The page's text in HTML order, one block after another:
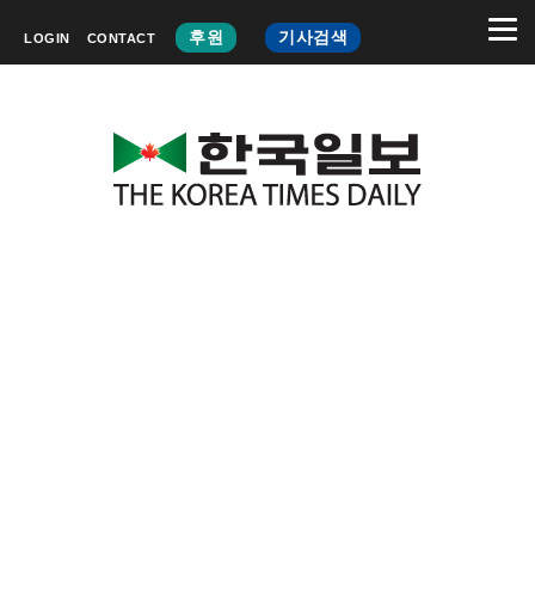
LOGIN CONTACT 후원 기사검색